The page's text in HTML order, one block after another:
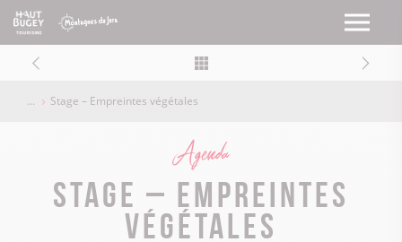
Stage – Empreintes végétales
Agenda
Stage – Empreintes
végétales